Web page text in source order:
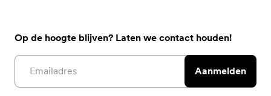
Op de hoogte blijven? Laten we contact houden!
Email address
Aanmelden